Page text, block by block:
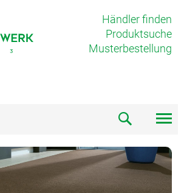
Händler finden
Produktsuche
Musterbestellung